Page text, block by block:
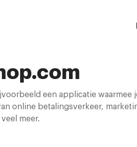
een applicatie waarmee
online betalingsverkeer,
meer.